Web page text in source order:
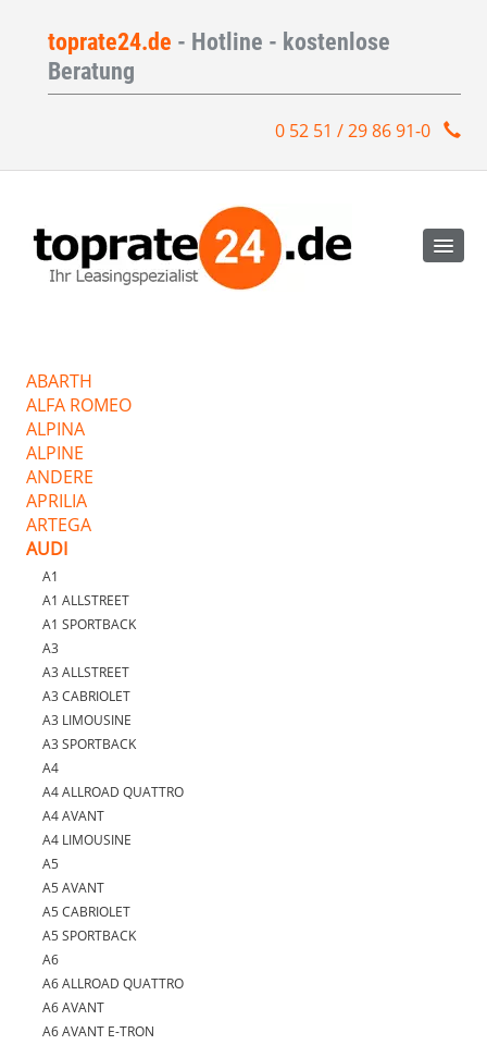
toprate24.de - Hotline - kostenlose
Beratung
0 52 51 / 29 86 91-0
ABARTH
ALFA ROMEO
ALPINA
ALPINE
ANDERE
APRILIA
ARTEGA
AUDI
A1
A1 ALLSTREET
A1 SPORTBACK
A3
A3 ALLSTREET
A3 CABRIOLET
A3 LIMOUSINE
A3 SPORTBACK
A4
A4 ALLROAD QUATTRO
A4 AVANT
A4 LIMOUSINE
A5
A5 AVANT
A5 CABRIOLET
A5 SPORTBACK
A6
A6 ALLROAD QUATTRO
A6 AVANT
A6 AVANT E-TRON